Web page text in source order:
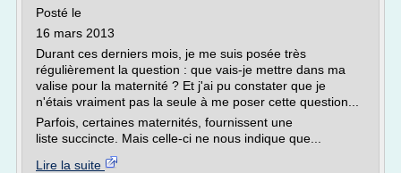
Posté le
16 mars 2013
Durant ces derniers mois, je me suis posée très
régulièrement la question : que vais-je mettre dans ma
valise pour la maternité ? Et j'ai pu constater que je
n'étais vraiment pas la seule à me poser cette question...
Parfois, certaines maternités, fournissent une
liste succincte. Mais celle-ci ne nous indique que...
Lire la suite